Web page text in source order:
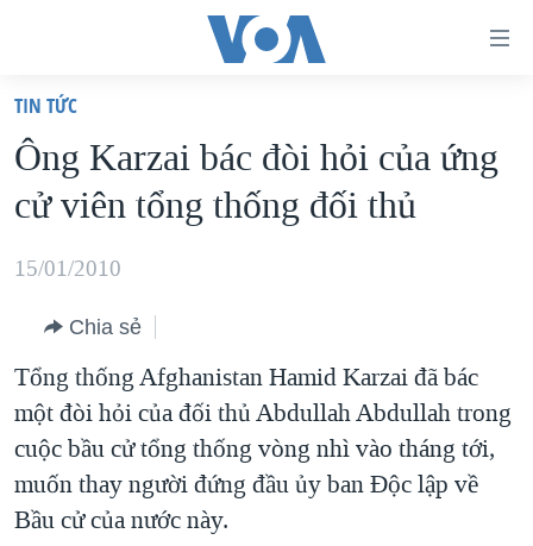
truy
cập
Tới
dung
chính
điều
hướng
chính
Đi
tới
TRANG CHỦ
VIỆT NAM
HOA KỲ
BIỂN ĐÔNG
BLOG
DIỄN ĐÀN
MỤC
TỰ DO BÁO CHÍ
VẠCH TRẦN TIN GIẢ
CHUYÊN ĐỀ
CHIẾN TRANH THƯƠNG MẠI CỦA MỸ: QUÁ KHỨ VÀ HIỆN
HỌC TIẾNG ANH
TIN TỨC
Ông Karzai bác đòi hỏi của ứng
cử viên tổng thống đối thủ
15/01/2010
Chia sẻ
Tổng thống Afghanistan Hamid Karzai đã bác
một đòi hỏi của đối thủ Abdullah Abdullah trong
cuộc bầu cử tổng thống vòng nhì vào tháng tới,
muốn thay người đứng đầu ủy ban Độc lập về
Bầu cử của nước này.